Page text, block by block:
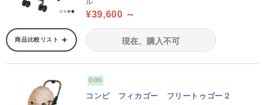
ル
¥39,600 ～
商品比較リスト 現在、購入不可
DOG
コンビ フィカゴー フリートゥゴー２